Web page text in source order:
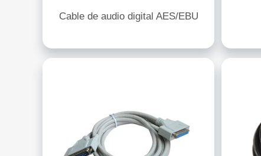
Cable de audio digital AES/EBU